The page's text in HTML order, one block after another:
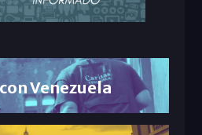
Venezuela